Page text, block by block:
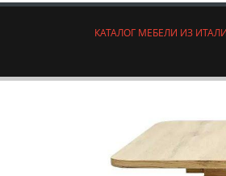
КАТАЛОГ МЕБЕЛИ ИЗ